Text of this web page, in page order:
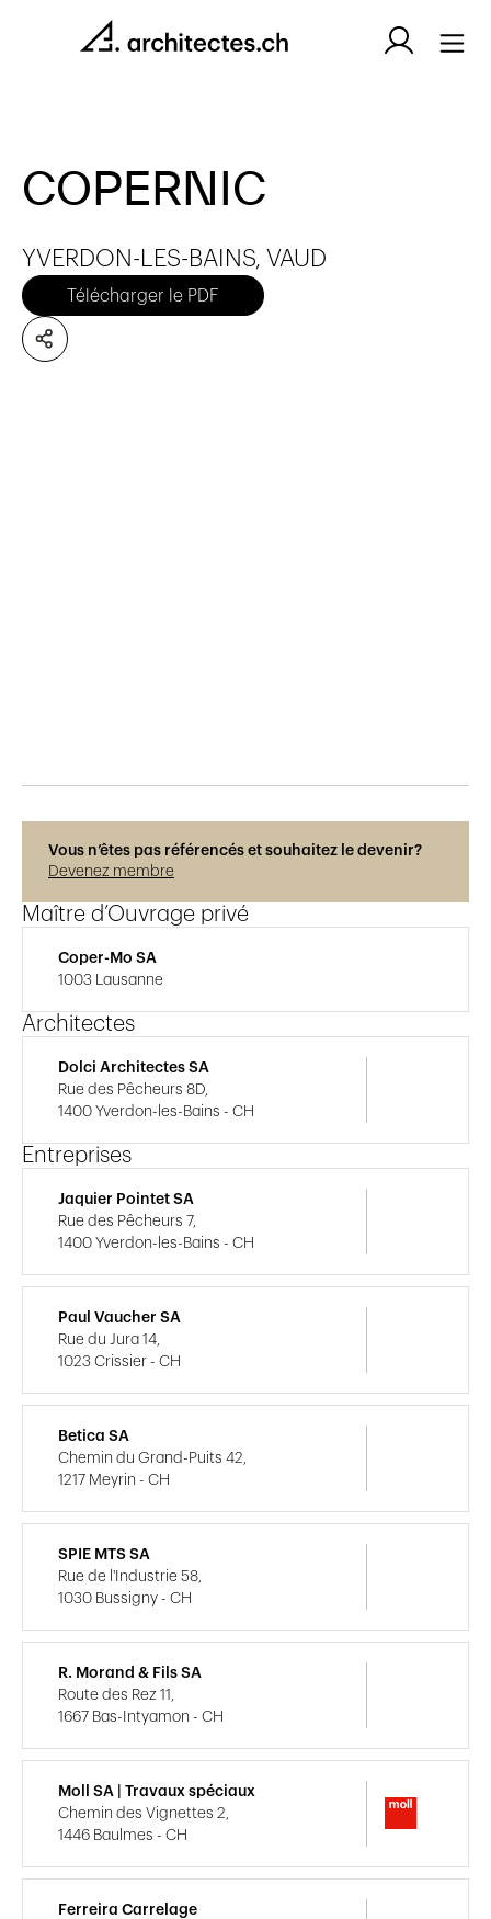
COPERNIC
YVERDON-LES-BAINS, VAUD
Télécharger le PDF
Vous n’êtes pas référencés et souhaitez le devenir?
Devenez membre
Maître d’Ouvrage privé
Coper-Mo SA
1003 Lausanne
Architectes
Dolci Architectes SA
Rue des Pêcheurs 8D,
1400 Yverdon-les-Bains - CH
Entreprises
Jaquier Pointet SA
Rue des Pêcheurs 7,
1400 Yverdon-les-Bains - CH
Paul Vaucher SA
Rue du Jura 14,
1023 Crissier - CH
Betica SA
Chemin du Grand-Puits 42,
1217 Meyrin - CH
SPIE MTS SA
Rue de l'Industrie 58,
1030 Bussigny - CH
R. Morand & Fils SA
Route des Rez 11,
1667 Bas-Intyamon - CH
Moll SA | Travaux spéciaux
Chemin des Vignettes 2,
1446 Baulmes - CH
Ferreira Carrelage